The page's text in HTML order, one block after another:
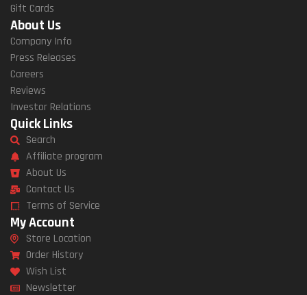
Gift Cards
About Us
Company Info
Press Releases
Careers
Reviews
Investor Relations
Quick Links
Search
Affiliate program
About Us
Contact Us
Terms of Service
My Account
Store Location
Order History
Wish List
Newsletter